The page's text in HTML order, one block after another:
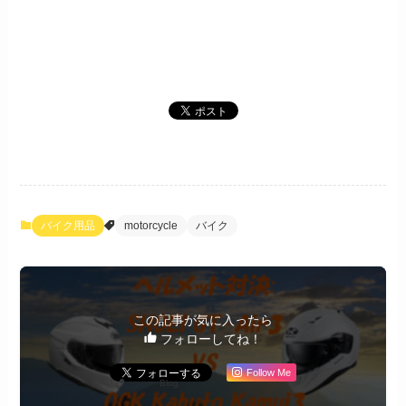
バイク用品 motorcycle バイク
この記事が気に入ったら
フォローしてね！
Follow Me
Blog